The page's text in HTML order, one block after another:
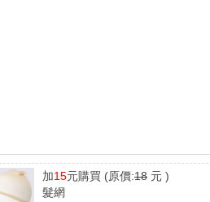
加15元購買 (原價:18 元 )
髮網